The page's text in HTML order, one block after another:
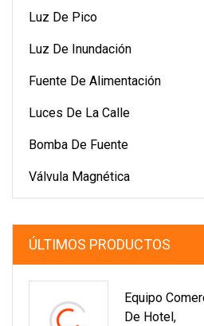
Luz De Pico
Luz De Inundación
Fuente De Alimentación
Luces De La Calle
Bomba De Fuente
Válvula Magnética
ÚLTIMOS PRODUCTOS
Equipo
De Hotel,